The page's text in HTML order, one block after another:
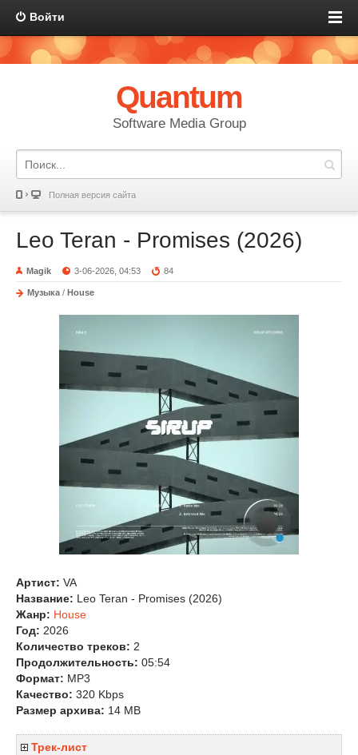
Войти
Quantum
Software Media Group
Полная версия сайта
Leo Teran - Promises (2026)
Magik 3-06-2026, 04:53 84
Музыка / House
Артист: VA
Название: Leo Teran - Promises (2026)
Жанр: House
Год: 2026
Количество треков: 2
Продолжительность: 05:54
Формат: MP3
Качество: 320 Kbps
Размер архива: 14 MB
Трек-лист